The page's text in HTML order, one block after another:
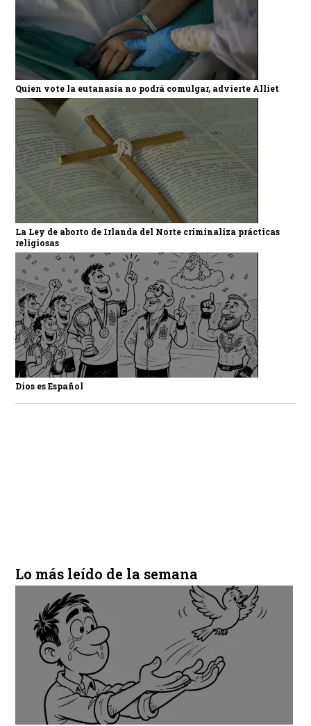
Quien vote la eutanasia no podrá comulgar, advierte Alliet
La Ley de aborto de Irlanda del Norte criminaliza prácticas
religiosas
Dios es Español
Lo más leído de la semana